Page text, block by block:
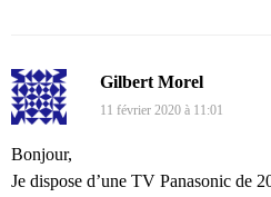
Gilbert Morel
11 février 2020 à 11:01
Bonjour,
Je dispose d’une TV Panasonic de